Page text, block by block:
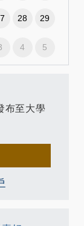
28 29
4 5
布至大學